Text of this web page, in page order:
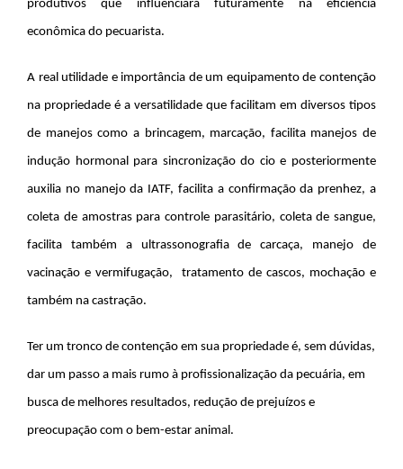
produtivos que influenciará futuramente na eficiência
econômica do pecuarista.
A real utilidade e importância de um equipamento de contenção
na propriedade é a versatilidade que facilitam em diversos tipos
de manejos como a brincagem, marcação, facilita manejos de
indução hormonal para sincronização do cio e posteriormente
auxilia no manejo da IATF, facilita a confirmação da prenhez, a
coleta de amostras para controle parasitário, coleta de sangue,
facilita também a ultrassonografia de carcaça, manejo de
vacinação e vermifugação, tratamento de cascos, mochação e
também na castração.
Ter um tronco de contenção em sua propriedade é, sem dúvidas,
dar um passo a mais rumo à profissionalização da pecuária, em
busca de melhores resultados, redução de prejuízos e
preocupação com o bem-estar animal.